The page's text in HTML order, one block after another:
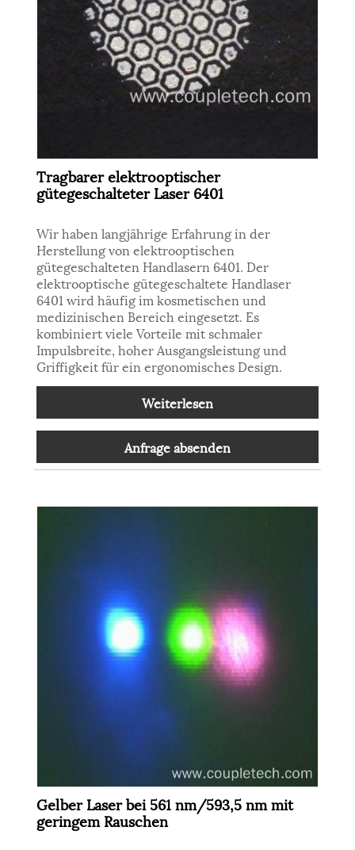
Tragbarer elektrooptischer
gütegeschalteter Laser 6401
Wir haben langjährige Erfahrung in der
Herstellung von elektrooptischen
gütegeschalteten Handlasern 6401. Der
elektrooptische gütegeschaltete Handlaser
6401 wird häufig im kosmetischen und
medizinischen Bereich eingesetzt. Es
kombiniert viele Vorteile mit schmaler
Impulsbreite, hoher Ausgangsleistung und
Griffigkeit für ein ergonomisches Design.
Weiterlesen
Anfrage absenden
Gelber Laser bei 561 nm/593,5 nm mit
geringem Rauschen